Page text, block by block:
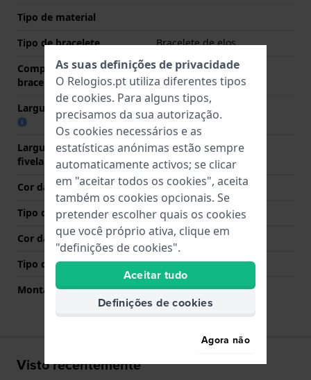
Tipo de material
Tipo de bracelete
Bracelete de elos
Comprimento do pino (da
bracelete)
14 mm
Largura das extremidades 3 mm
Largura da bracelete na
fivela
12 mm
Cor da bracelete
Prata
Tipo de Fecho
Fivela joalheria
Cor da fivela
Prata
Tipo de montagem
Parafuso de sela
Montagem Reta
Não
Visto recentemente
As suas definições de privacidade
O Relogios.pt utiliza diferentes tipos
de cookies. Para alguns tipos,
precisamos da sua autorização.
Os cookies necessários e as
estatísticas anónimas estão sempre
automaticamente activos; se clicar
em "aceitar todos os cookies", aceita
também os cookies opcionais. Se
pretender escolher quais os cookies
que você próprio ativa, clique em
"definições de cookies".
Aceitar tudo
Definições de cookies
Agora não